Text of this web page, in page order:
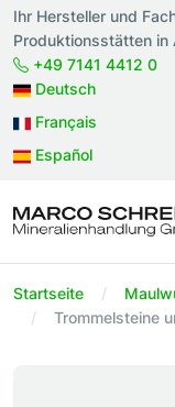
Ihr Hersteller und
Produktionsstätten in
+49 7141 4412 0
Deutsch
Français
Español
Startseite
Trommelsteine